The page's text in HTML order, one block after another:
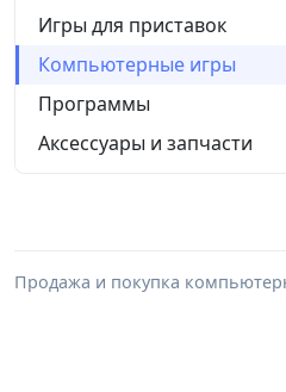
Игры для приставок
Компьютерные игры
Программы
Аксессуары и запчасти
Продажа и покупка